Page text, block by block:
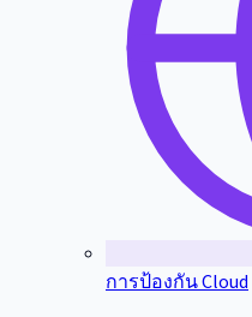
การป้องกัน Cloud